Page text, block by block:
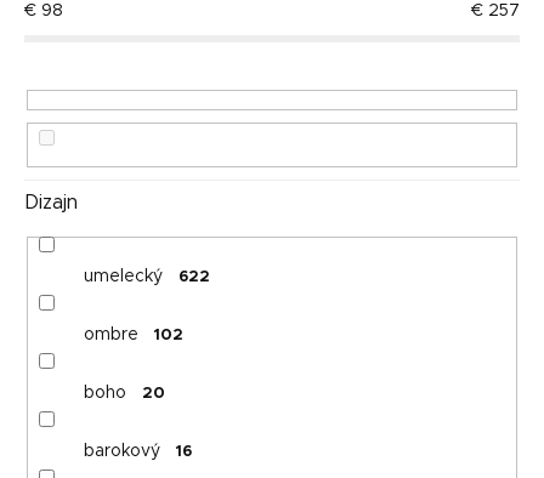
r
k
v
Abecedne
€ 98 € 257
Dizajn
umelecký 622
ombre 102
boho 20
barokový 16